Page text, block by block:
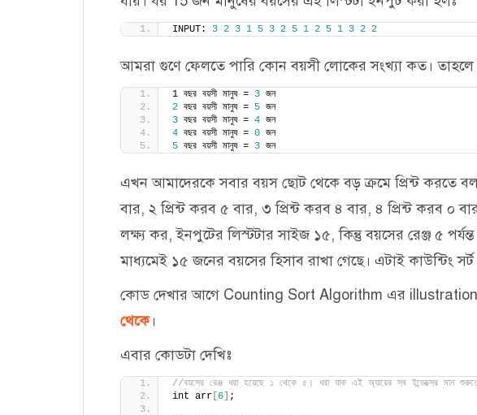
INPUT: 3 2 3 1 5 3 2 5 1 2 5 1 3 2 2
আমরা গুণে ফেলতে পারি কোন বয়সী লোকের সংখ্যা কত। তাহলে
1 বছর বয়সী মানুষ = 3 জন
2 বছর বয়সী মানুষ = 5 জন
3 বছর বয়সী মানুষ = 4 জন
4 বছর বয়সী মানুষ = 0 জন
5 বছর বয়সী মানুষ = 3 জন
এখন আমাদেরকে সবার বয়স ছোট থেকে বড় ক্রমে প্রিন্ট করতে
বার, ২ প্রিন্ট করব ৫ বার, ৩ প্রিন্ট করব ৪ বার, ৪ প্রিন্ট করব ০
লক্ষ্য কর, ইনপুটের লিস্টটার সাইজ ১৫, কিন্তু বয়সের রেঞ্জ ৫
মাধ্যমেই ১৫ জনের বয়সের হিসাব রাখা গেছে। এটাই কাউন্টিং
কোড দেখার আগে Counting Sort Algorithm এর illustration-
থেকে।
এবার কোডটা দেখিঃ
//বয়সের রেঞ্জ ধরা হয়েছে ১ থেকে ৫। ধরা যাক এই অ্যারের সব ইন্ডেক্সের মান
int arr [6] ;